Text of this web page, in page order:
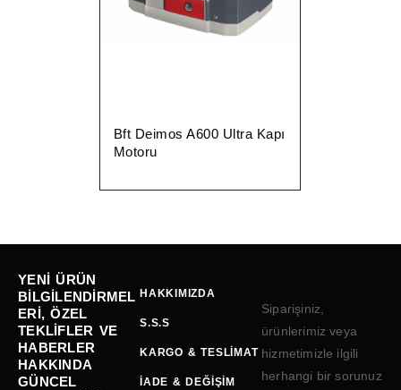
Bft Deimos A600 Ultra Kapı
Motoru
YENI ÜRÜN
BILGILENDIRMEL
ERI, ÖZEL
TEKLIFLER VE
HABERLER
HAKKINDA
GÜNCEL
HAKKIMIZDA
S.S.S
KARGO & TESLIMAT
İADE & DEĞIŞIM
Siparişiniz,
ürünlerimiz veya
hizmetimizle ilgili
herhangi bir sorunuz